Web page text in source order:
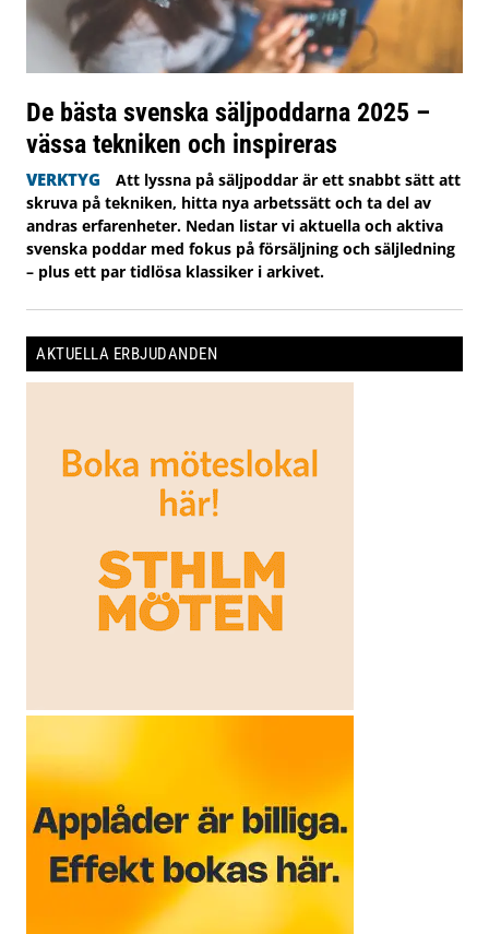
De bästa svenska säljpoddarna 2025 –
vässa tekniken och inspireras
VERKTYG
Att lyssna på säljpoddar är ett snabbt sätt att
skruva på tekniken, hitta nya arbetssätt och ta del av
andras erfarenheter. Nedan listar vi aktuella och aktiva
svenska poddar med fokus på försäljning och säljledning
– plus ett par tidlösa klassiker i arkivet.
AKTUELLA ERBJUDANDEN